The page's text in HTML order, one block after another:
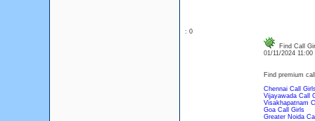
: 0
Find Call
01/11/2024 11:00
Find premium
Chennai Call
Vijayawada Call
Visakhapatnam
Goa Call Girls
Greater Noida